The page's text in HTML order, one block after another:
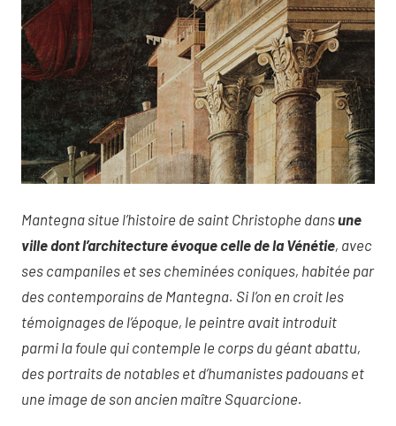
Mantegna situe l’histoire de saint Christophe dansune
ville dont l’architecture évoque celle de la Vénétie, avec
ses campaniles et ses cheminées coniques, habitée par
des contemporains de Mantegna. Si l’on en croit les
témoignages de l’époque, le peintre avait introduit
parmi la foule qui contemple le corps du géant abattu,
des portraits de notables et d’humanistes padouans et
une image de son ancien maître Squarcione.